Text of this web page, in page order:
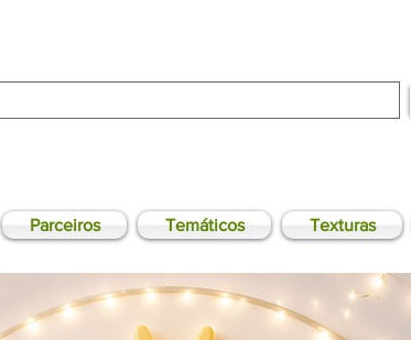
Parceiros Temáticos Texturas